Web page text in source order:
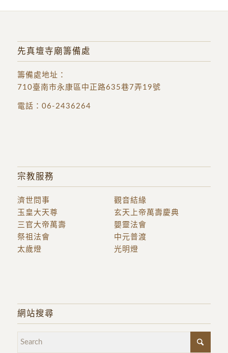
先真壇寺廟籌備處
籌備處地址 ：
710臺南市永康區中正路635巷7弄19號
電話： 06-2436264
宗教服務
濟世問事
觀音結緣
玉皇大天尊
三官大帝萬壽
玄天上帝萬壽慶典
嬰靈法會
祭祖法會
中元普渡
太歲燈
光明燈
網站搜尋